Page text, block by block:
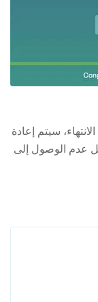
سيتم إعادة
عدم الوصول إلى